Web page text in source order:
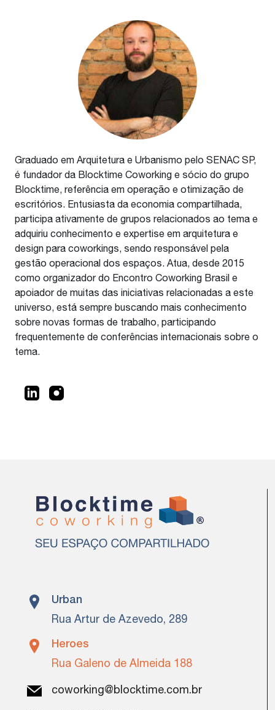
Graduado em Arquitetura e Urbanismo pelo SENAC SP,
é fundador da Blocktime Coworking e sócio do grupo
Blocktime, referência em operação e otimização de
escritórios. Entusiasta da economia compartilhada,
participa ativamente de grupos relacionados ao tema e
adquiriu conhecimento e expertise em arquitetura e
design para coworkings, sendo responsável pela
gestão operacional dos espaços. Atua, desde 2015
como organizador do Encontro Coworking Brasil e
apoiador de muitas das iniciativas relacionadas a este
universo, está sempre buscando mais conhecimento
sobre novas formas de trabalho, participando
frequentemente de conferências internacionais sobre o
tema.
Urban
Rua Artur de Azevedo, 289
Heroes
Rua Galeno de Almeida 188
coworking@blocktime.com.br